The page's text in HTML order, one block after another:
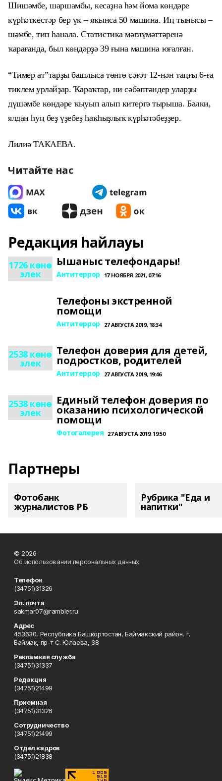
Шишәмбе, шаршамбы, кесаҙна һәм йома көндәре
күрһәткестәр бер үк – яҡынса 50 машина.Иңтынысы –
шәмбе,тип һанала. Статистика мәғлүмәттәренә
ҡарағанда, был көндәрҙә 39 ғына машина юғалған.
“Тимер ат”тарҙыбашлыса төнгө сәғәт 12-нән таңғы 6-ға
тиклем урлайҙар. Ҡараҡтар, ни сәбәптәндер уларҙы
дүшәмбе көндәре ҡыуып алып китергә тырыша. Бәлки,
ялдан һуң беҙ үҙебеҙ һаҡһыҙлыҡ күрһәтәбеҙҙер.
Лилиә ТАКАЕВА.
Читайте нас
Редакция һайлауы
1726 көнө
элек
Ышаныс телефондары!
Антитеррор 17 НОЯБРЯ 2021, 07:16
Телефоны экстренной
помощи
Антитеррор 27 АВГУСТА 2019, 18:34
2538 көнө
элек
Телефон доверия для детей,
подростков, родителей
Антитеррор 27 АВГУСТА 2019, 19:46
2538 көнө
элек
Единый телефон доверия по
оказанию психологической
помощи
Фотогалерея 27 АВГУСТА 2019, 19:50
Партнеры
Фотобанк
журналистов РБ
Рубрика "Еда и
напитки"
© 2026
Об использовании персональных данных
Телефон
(34751)31326
Эл. почта
sakmar07@rambler.ru
Адрес
453630, Республика Башкортостан, Баймакский район, г.
Баймак, пр-т С. Юлаева, 38
Рекламная служба
(34751)31337
Редакция
(34751)21499
Приемная
(34751)31326
Сотрудничество
(34751)21499
Отдел кадров
(34751)21838